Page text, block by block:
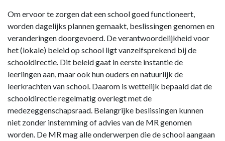
Om ervoor te zorgen dat een school goed functioneert,
worden dagelijks plannen gemaakt, beslissingen genomen en
veranderingen doorgevoerd. De verantwoordelijkheid voor
het (lokale) beleid op school ligt vanzelfsprekend bij de
schooldirectie. Dit beleid gaat in eerste instantie de
leerlingen aan, maar ook hun ouders en natuurlijk de
leerkrachten van school. Daarom is wettelijk bepaald dat de
schooldirectie regelmatig overlegt met de
medezeggenschapsraad. Belangrijke beslissingen kunnen
niet zonder instemming of advies van de MR genomen
worden. De MR mag alle onderwerpen die de school aangaan